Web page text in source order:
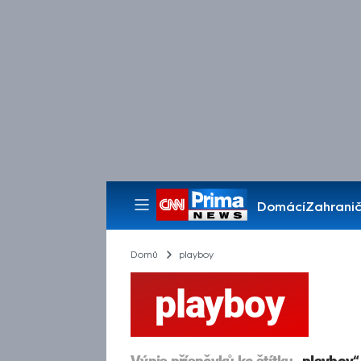
Domácí
Pořady
Domů playboy
playboy